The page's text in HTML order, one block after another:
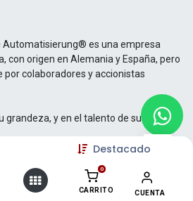
Destacado
0
CARRITO CUENTA
Automatisierung® es una empresa
con origen en Alemania y España, pero
colaboradores y accionistas
grandeza, y en el talento de su gente.